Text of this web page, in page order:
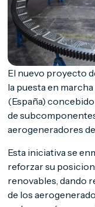
El nuevo proyecto
la puesta en
(España)
de
aerogeneradores
Esta iniciativa se
reforzar su
renovables, dando
de los